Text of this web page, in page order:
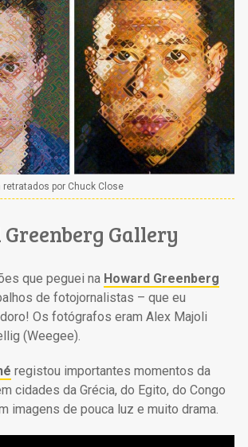
por Chuck Close
Gallery
que peguei na Howard Greenberg
de fotojornalistas – que eu
Os fotógrafos eram Alex Majoli
(Weegee).
registou importantes momentos da
cidades da Grécia, do Egito, do Congo
imagens de pouca luz e muito drama.